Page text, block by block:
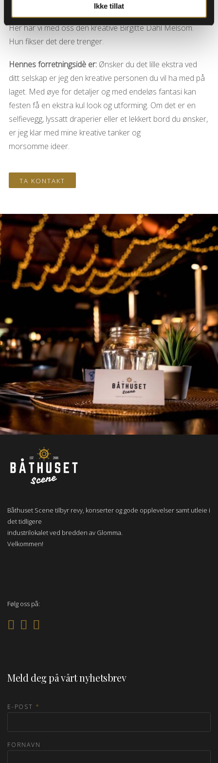
Ikke tillat
Her har vi med oss den kreative Birgitte Dahl Melsom.
Hun fikser det dere trenger.
Hennes forretningsidè er: Ønsker du det lille ekstra ved
ditt selskap er jeg den kreative personen du vil ha med på
laget. Med øye for detaljer og med endeløs fantasi kan
festen få en ekstra kul look og utforming. Om det er en
selfievegg, lyssatt draperier eller et lekkert bord du ønsker,
er jeg klar med mine kreative tanker og
morsomme ideer.
TA KONTAKT
Båthuset Scene tilbyr revy, konserter og gode opplevelser samt utleie i
det tidligere
industrilokalet ved bredden av Glomma.
Velkommen!
Følg oss på:
Meld deg på vårt nyhetsbrev
E-POST *
FORNAVN